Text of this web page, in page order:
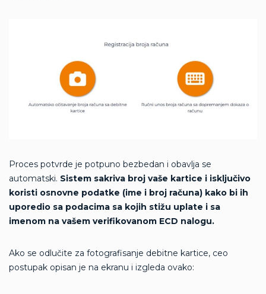
Proces potvrde je potpuno bezbedan i obavlja se
automatski. Sistem sakriva broj vaše kartice i isključivo
koristi osnovne podatke (ime i broj računa) kako bi ih
uporedio sa podacima sa kojih stižu uplate i sa
imenom na vašem verifikovanom ECD nalogu.
Ako se odlučite za fotografisanje debitne kartice, ceo
postupak opisan je na ekranu i izgleda ovako: